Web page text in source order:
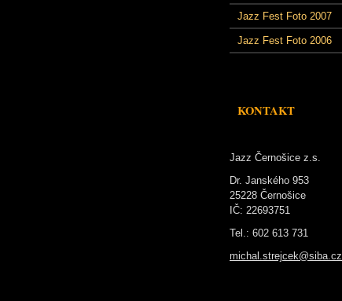
Jazz Fest Foto 2007
Jazz Fest Foto 2006
KONTAKT
Jazz Černošice z.s.
Dr. Janského 953
25228 Černošice
IČ: 22693751
Tel.: 602 613 731
michal.strejcek@siba.cz